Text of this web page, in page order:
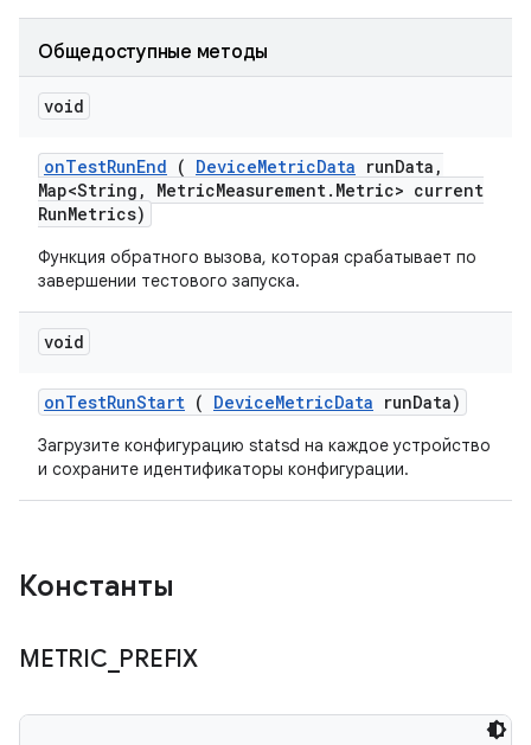
Общедоступные методы
void
onTestRunEnd ( DeviceMetricData runData ,
Map<String , MetricMeasurement. Metric> current
RunMetrics)
Функция обратного вызова, которая срабатывает по
завершении тестового запуска.
void
onTestRunStart ( DeviceMetricData runData)
Загрузите конфигурацию statsd на каждое устройство
и сохраните идентификаторы конфигурации.
Константы
METRIC PREFIX